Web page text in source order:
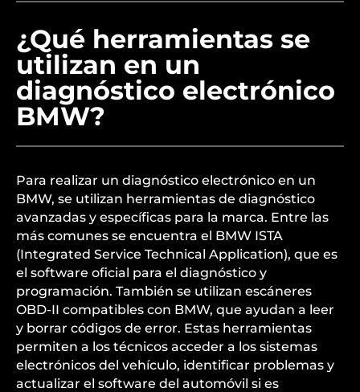
¿Qué herramientas se
utilizan en un
diagnóstico electrónico
BMW?
Para realizar un diagnóstico electrónico en un
BMW, se utilizan herramientas de diagnóstico
avanzadas y específicas para la marca. Entre las
más comunes se encuentra el BMW ISTA
(Integrated Service Technical Application), que es
el software oficial para el diagnóstico y
programación. También se utilizan escáneres
OBD-II compatibles con BMW, que ayudan a leer
y borrar códigos de error. Estas herramientas
permiten a los técnicos acceder a los sistemas
electrónicos del vehículo, identificar problemas y
actualizar el software del automóvil si es